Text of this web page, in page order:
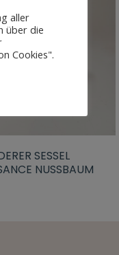
SESSEL
NUSSBAUM
aller
über die
Cookies".